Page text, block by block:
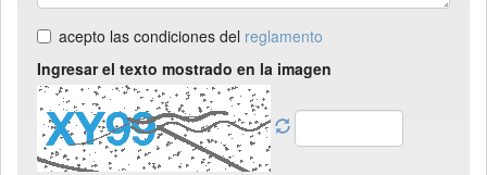
acepto las condiciones del reglamento
Ingresar el texto mostrado en la imagen